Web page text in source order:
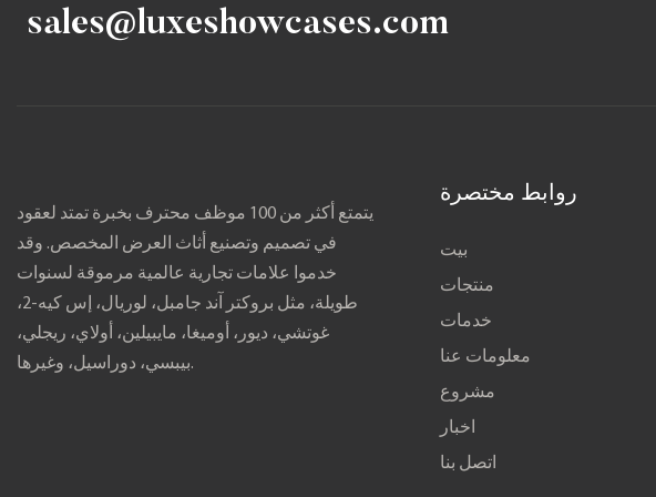
sales@luxeshowcases.com
يتمتع أكثر من 100 موظف محترف بخبرة تمتد لعقود
في تصميم وتصنيع أثاث العرض المخصص. وقد
خدموا علامات تجارية عالمية مرموقة لسنوات
طويلة، مثل بروكتر آند جامبل، لوريال، إس كيه-2،
غوتشي، ديور، أوميغا، مايبيلين، أولاي، ريجلي،
بيبسي، دوراسيل، وغيرها.
روابط مختصرة
بيت
منتجات
خدمات
معلومات عنا
مشروع
اخبار
اتصل بنا